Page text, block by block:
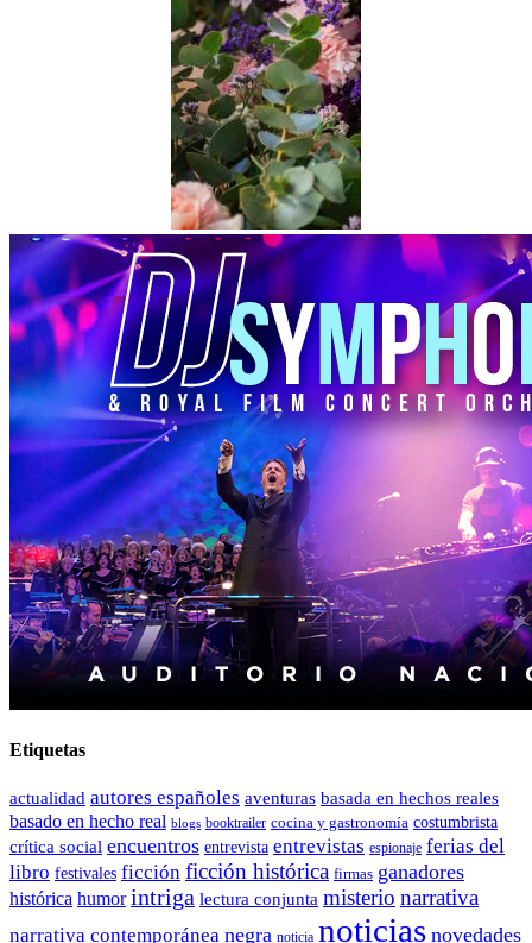
Etiquetas
actualidad autores españoles aventuras basada en hechos reales
basado en hecho real blogs booktrailer cocina y gastronomía costumbrista
crítica social encuentros entrevista entrevistas espionaje ferias del
libro festivales ficción ficción histórica firmas ganadores
histórica humor intriga lectura conjunta misterio narrativa
narrativa contemporánea negra noticia noticias novedades